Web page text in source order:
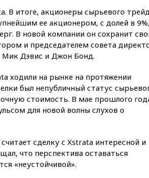
огня США и Ирана
вчера, 22:15 Три человека
получили ножевые
при нападении в Чехии
РЛС для Белгородской
области
вчера, 21:56 The Atlantic:
отказал Украине в
После пожара
складе в Брянске
уголовное дело
В итоге, акционеры сырьевого
ее акционером, с долей в 9%,
В новой компании он сохранит
и председателем совета
Мик Дэвис и Джон Бонд.
ходили на рынке на протяжении
был непубличный статус
стоимость. В мае прошлого
для новой волны слухов о
сделку с Xstrata интересной и
что перспектива оставаться
«неустойчивой».